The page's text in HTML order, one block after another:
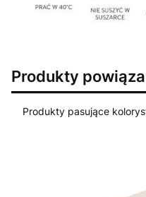
Produkty
Produkty pasujące